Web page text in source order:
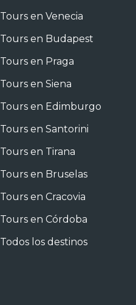
Tours en Venecia
Tours en Budapest
Tours en Praga
Tours en Siena
Tours en Edimburgo
Tours en Santorini
Tours en Tirana
Tours en Bruselas
Tours en Cracovia
Tours en Córdoba
Todos los destinos